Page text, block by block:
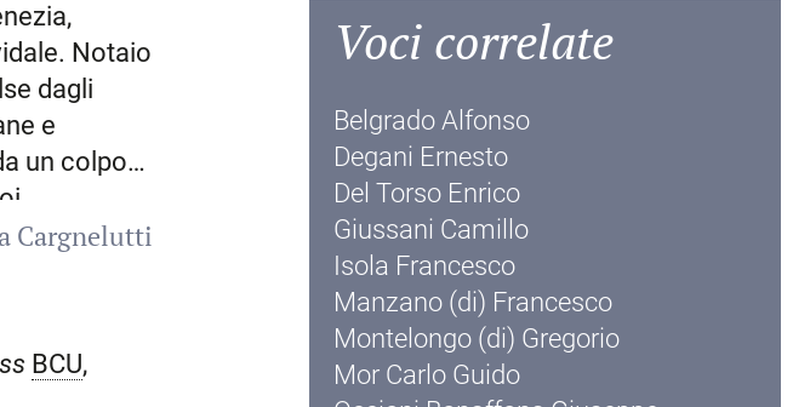
Notaio
dagli
e
un colpo
di brevi
Cargnelutti
BCU,
Voci correlate
Belgrado Alfonso
Degani Ernesto
Del Torso Enrico
Giussani Camillo
Isola Francesco
Manzano (di) Francesco
Montelongo (di) Gregorio
Mor Carlo Guido